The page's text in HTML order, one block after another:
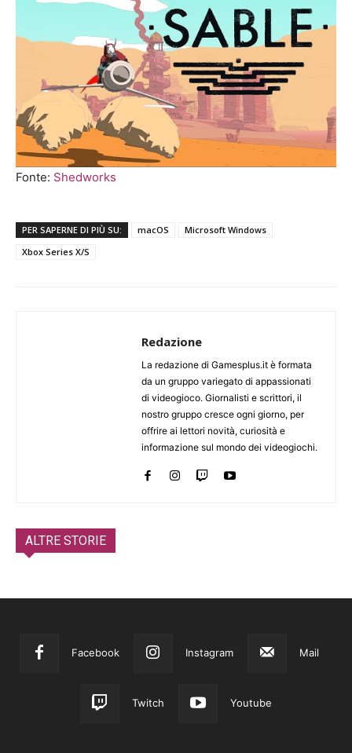
Fonte: Shedworks
PER SAPERNE DI PIÙ SU: macOS
Microsoft Windows
Xbox Series X/S
Redazione
La redazione di Gamesplus.it è formata
da un gruppo variegato di appassionati
di videogioco. Giornalisti e scrittori, il
nostro gruppo cresce ogni giorno, per
offrire ai lettori novità, curiosità e
informazione sul mondo dei videogiochi.
ALTRE STORIE
Facebook Instagram Mail
Twitch Youtube